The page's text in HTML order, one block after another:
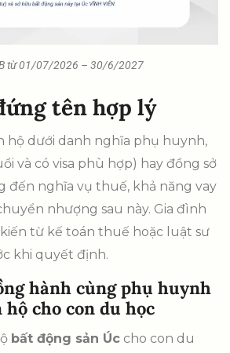
từ 01/07/2026 – 30/6/2027
tên hợp lý
hộ dưới danh nghĩa phụ huynh,
và có visa phù hợp) hay đồng sở
đến nghĩa vụ thuế, khả năng vay
nhượng sau này. Gia đình
từ kế toán thuế hoặc luật sư
khi quyết định.
hành cùng phụ huynh
cho con du học
bất động sản Úc cho con du